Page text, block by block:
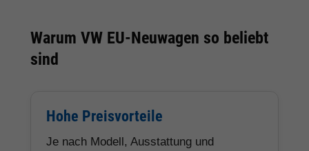
Warum VW EU-Neuwagen so beliebt
sind
Hohe Preisvorteile
Je nach Modell, Ausstattung und